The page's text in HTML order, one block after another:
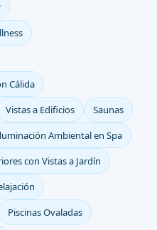
Cálida
Vistas a Edificios
Saunas
Ambiental en Spa
con Vistas a Jardín
Piscinas Ovaladas